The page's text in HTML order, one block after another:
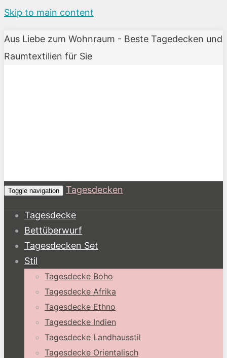
Skip to main content
Aus Liebe zum Wohnraum - Beste Tagedecken und
Raumtextilien für Sie
Toggle navigation Tagesdecken
Tagesdecke
Bettüberwurf
Tagesdecken Set
Stil
Tagesdecke Boho
Tagesdecke Afrika
Tagesdecke Ethno
Tagesdecke Indien
Tagesdecke Landhausstil
Tagesdecke Orientalisch